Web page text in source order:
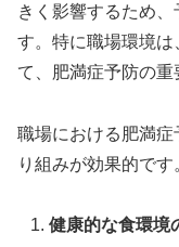
きく影響するため
す。特に職場環境
て、肥満症予防の重
職場における肥満
り組みが効果的です
健康的な食環境